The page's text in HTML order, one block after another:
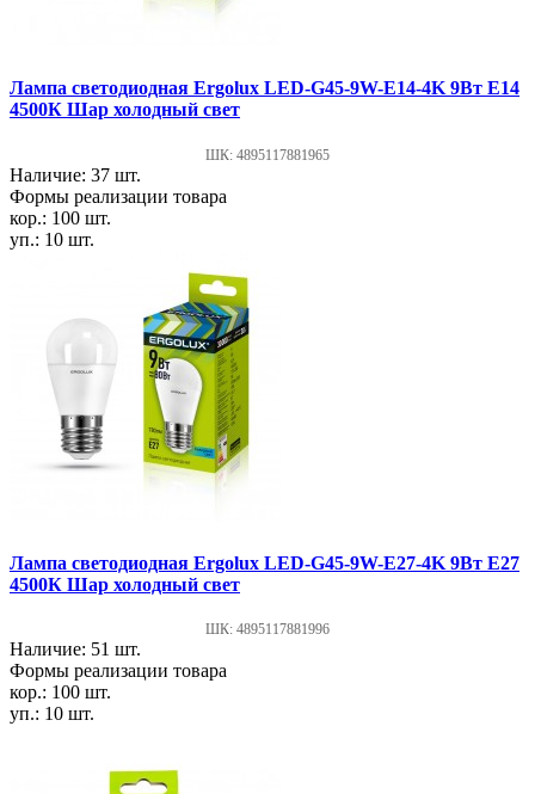
Лампа светодиодная Ergolux LED-G45-9W-E14-4K 9Вт Е14
4500К Шар холодный свет
ШК: 4895117881965
Наличие: 37 шт.
Формы реализации товара
кор.: 100 шт.
уп.: 10 шт.
Лампа светодиодная Ergolux LED-G45-9W-E27-4K 9Вт Е27
4500К Шар холодный свет
ШК: 4895117881996
Наличие: 51 шт.
Формы реализации товара
кор.: 100 шт.
уп.: 10 шт.